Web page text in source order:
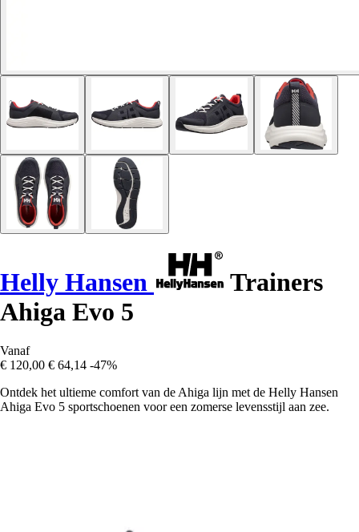
Helly Hansen
Trainers
Ahiga Evo 5
Vanaf
€ 120,00 € 64,14 -47%
Ontdek het ultieme comfort van de Ahiga lijn met de Helly Hansen
Ahiga Evo 5 sportschoenen voor een zomerse levensstijl aan zee.